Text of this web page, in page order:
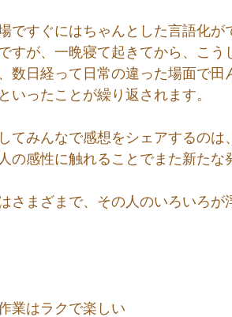
ですぐにはちゃんとした言語化が
すが、一晩寝て起きてから、こう
数日経って日常の違った場面で田
いったことが繰り返されます。
てみんなで感想をシェアするのは
の感性に触れることでまた新たな
さまざまで、その人のいろいろが
業はラクで楽しい